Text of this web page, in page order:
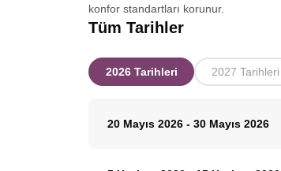
konfor standartları korunur.
Tüm Tarihler
2026 Tarihleri 2027 Tarihleri
20 Mayıs 2026 - 30 Mayıs 2026